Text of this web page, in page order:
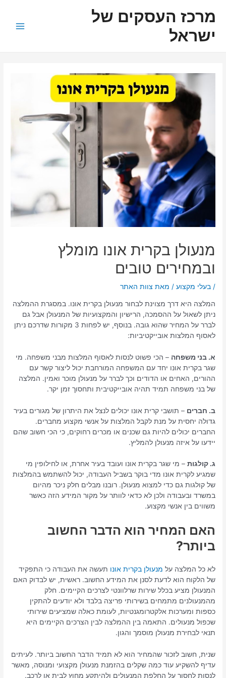
לתוכןמרכז העסקים של
ישראל
מנעולן בקרית אונו מומלץ
ובמחירים טובים
/בעלי מקצוע / מאת צוות האתר
המלצה היא דרך מצוינת לבחור מנעולן בקרית אונו. במסגרת ההמלצה
ניתן לשאול על ההסמכה, הרישיון והמקצועיות של המנעולן אבל גם
לברר על המחיר שהוא גובה. בנוסף, יש לפחות 3 מקורות שדרכם ניתן
לאסוף המלצות אובייקטיביות:
א. בני משפחה – הכי פשוט לנסות לאסוף המלצות מבני משפחה. מי
שגר בקרית אונו יחד עם המשפחה המורחבת יכול ליצור קשר עם
ההורים, האחים או הדודים וכך לברר על מנעולן מוכר ואמין. המלצה
של בני משפחה תמיד תהיה אובייקטיבית ותחסוך זמן יקר.
ב. חברים – תושבי קרית אונו יכולים לנצל את היתרון של מגורים בעיר
גדולה יחסית על מנת לקבל המלצות על אנשי מקצוע מחברים.
החברים יכולים להיות גם שכנים או מכרים רחוקים, כי הכי חשוב שהם
יידעו על איזה מנעולן להמליץ.
ג. קולגות – מי שגר בקרית אונו ועובד בעיר אחרת, או לחילופין מי
שמגיע לקרית אונו מדי בוקר בשביל העבודה, יכול להשתמש בהמלצות
של קולגות גם כדי למצוא מנעולן. רובנו מבלים חלק ניכר מהיום
במשרד ובעבודה ולכן לא כדאי לוותר על מקור המידע הזה כאשר
משווים בין אנשי מקצוע.
האם המחיר הוא הדבר החשוב
ביותר?
לא כל המלצה על מנעולן בקרית אונו תעשה את העבודה כי התפקיד
של הלקוח הוא לדעת לסנן את המידע החשוב. ראשית, יש לבדוק האם
המנעולן מציע בכלל שירות שרלוונטי לצרכים הקיימים. חלק
מהמנעולנים מתמחים בשירותי פריצה בלבד ולא יודעים להתקין
כספות ומערכות אלקטרומגנטיות, לעומת כאלה שמציעים שירותי
שכפול מנעולים. התאמה בין ההמלצה לבין הצרכים הקיימים היא
תנאי לבחירת מנעולן מוסמך והגון.
שנית, חשוב לזכור שהמחיר הוא לא תמיד הדבר החשוב ביותר. לעיתים
עדיף להשקיע עוד כמה שקלים בהזמנת מנעולן מקצועי ומנוסה, מאשר
לנסות לחסוך על החלפת המנעולים ולהיתקע מחוץ לבית או לרכב.